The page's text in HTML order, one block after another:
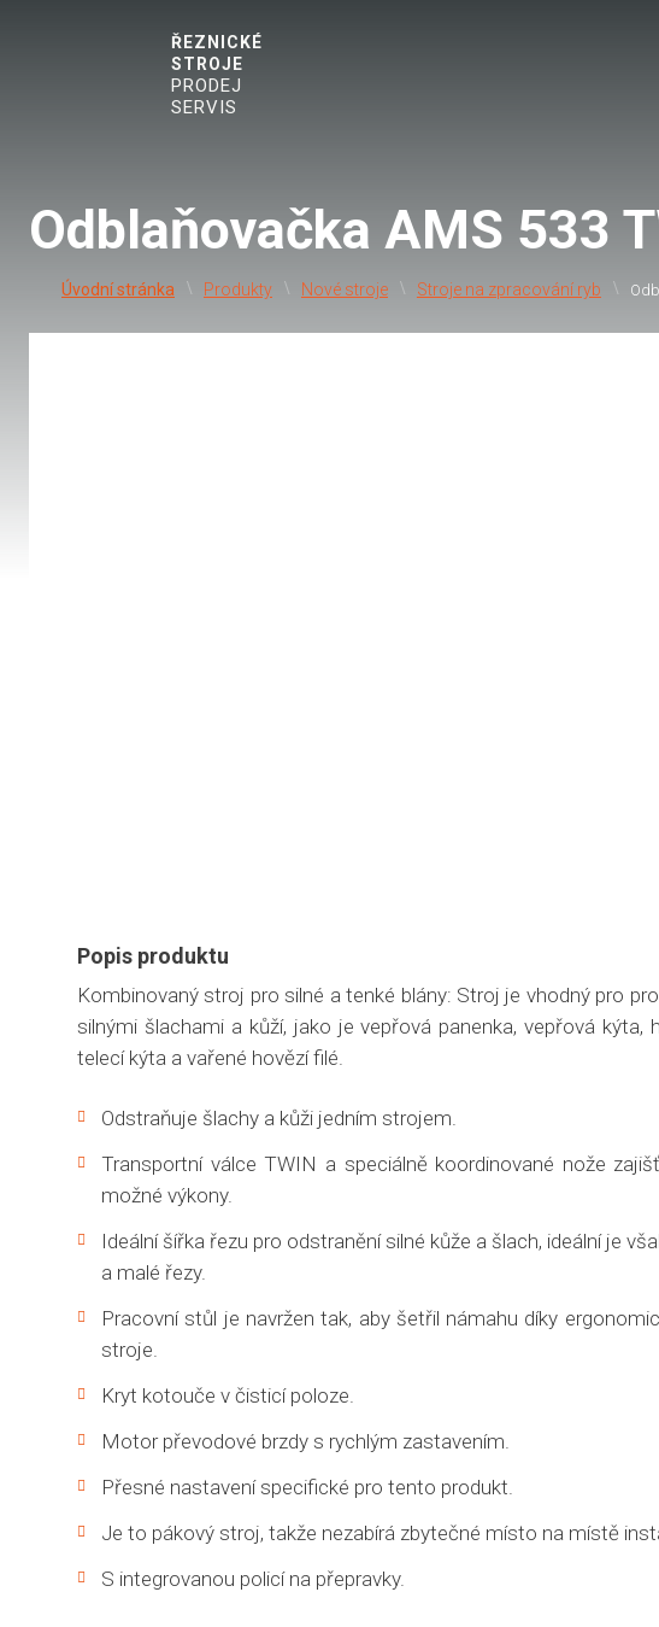
ŘEZNICKÉ
STROJE
PRODEJ
SERVIS
Odblaňovačka AMS 533
Produkty Nové stroje Stroje na zpracování ryb
Popis produktu
Kombinovaný stroj pro silné a tenké blány: Stroj je vhodný pro
silnými šlachami a kůží, jako je vepřová panenka, vepřová kýta,
telecí kýta a vařené hovězí filé.
Odstraňuje šlachy a kůži jedním strojem.
Transportní válce TWIN a speciálně koordinované nože
možné výkony.
Ideální šířka řezu pro odstranění silné kůže a šlach, ideální je
a malé řezy.
Pracovní stůl je navržen tak, aby šetřil námahu díky
stroje.
Kryt kotouče v čisticí poloze.
Motor převodové brzdy s rychlým zastavením.
Přesné nastavení specifické pro tento produkt.
Je to pákový stroj, takže nezabírá zbytečné místo na místě
S integrovanou policí na přepravky.